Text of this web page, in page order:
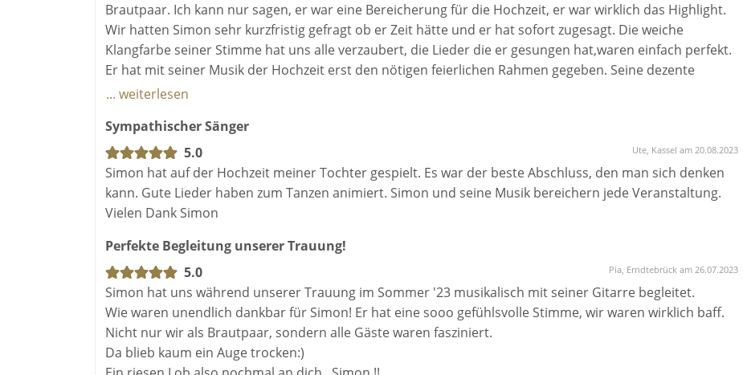
Brautpaar. Ich kann nur sagen, er war eine Bereicherung für die Hochzeit, er war wirklich das Highlight.
Wir hatten Simon sehr kurzfristig gefragt ob er Zeit hätte und er hat sofort zugesagt. Die weiche
Klangfarbe seiner Stimme hat uns alle verzaubert, die Lieder die er gesungen hat,waren einfach perfekt.
Er hat mit seiner Musik der Hochzeit erst den nötigen feierlichen Rahmen gegeben. Seine dezente
zurückhaltende Art sein Charme und sein Auftreten haben uns begeistert. Wir sind jetzt schon am
wir ihn gehört haben. Lieber Simon, ich möchte dir für den tollen Auftritt danken, wir sehen uns
bestimmt nochmal wieder Liebe Grüße Elke
... weiterlesen
Sympathischer Sänger
5.0
Ute, Kassel am 20.08.2023
Simon hat auf der Hochzeit meiner Tochter gespielt. Es war der beste Abschluss, den man sich denken
kann. Gute Lieder haben zum Tanzen animiert. Simon und seine Musik bereichern jede Veranstaltung.
Vielen Dank Simon
Perfekte Begleitung unserer Trauung!
5.0
Pia, Erndtebrück am 26.07.2023
Simon hat uns während unserer Trauung im Sommer '23 musikalisch mit seiner Gitarre begleitet.
Wie waren unendlich dankbar für Simon! Er hat eine sooo gefühlsvolle Stimme, wir waren wirklich baff.
Nicht nur wir als Brautpaar, sondern alle Gäste waren fasziniert.
Da blieb kaum ein Auge trocken:)